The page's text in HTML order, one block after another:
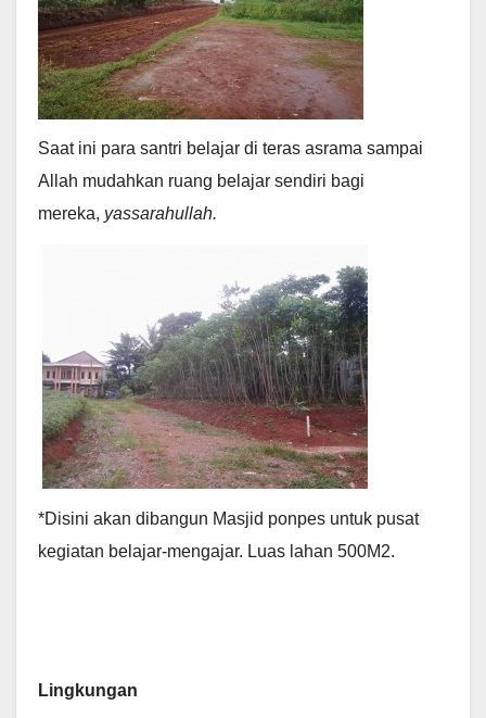
Saat ini para santri belajar di teras asrama sampai
Allah mudahkan ruang belajar sendiri bagi
mereka, yassarahullah.
*Disini akan dibangun Masjid ponpes untuk pusat
kegiatan belajar-mengajar. Luas lahan 500M2.
Lingkungan